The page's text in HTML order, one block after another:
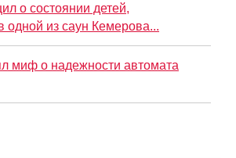
о состоянии детей,
одной из саун Кемерова...
миф о надежности автомата